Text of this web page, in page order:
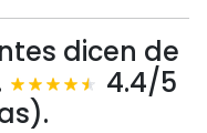
dicen de
4.4/5